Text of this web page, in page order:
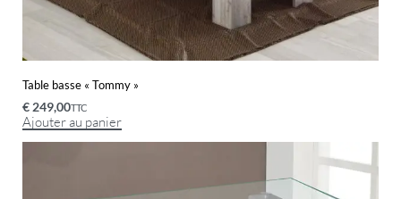
Table basse « Tommy »
€ 249,00TTC
Ajouter au panier